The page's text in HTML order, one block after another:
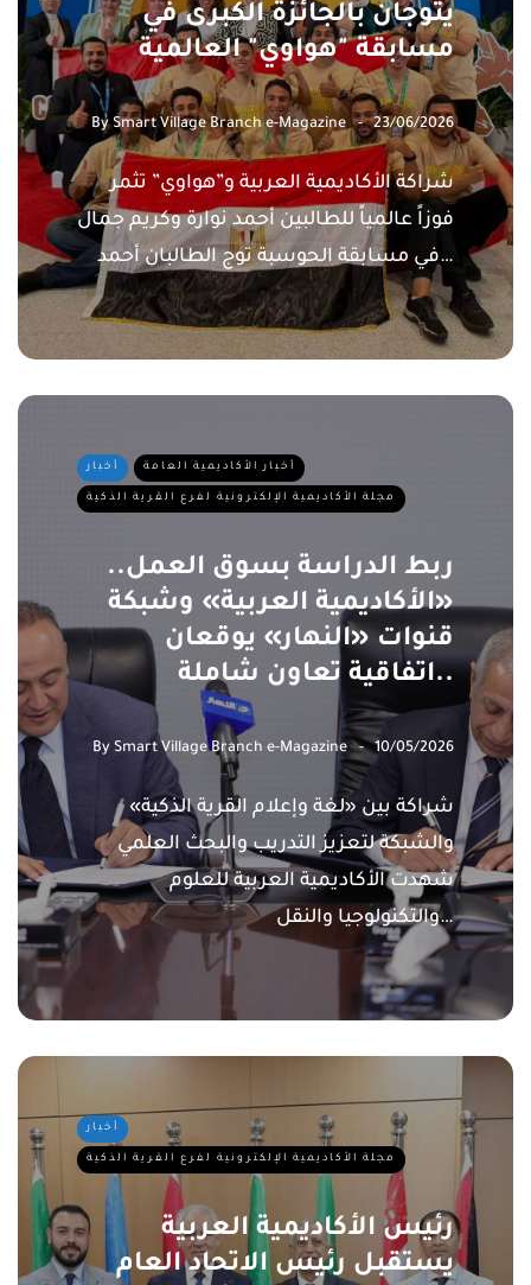
يتوجان بالجائزة الكبرى في
مسابقة "هواوي" العالمية
BySmart Village Branch e-Magazine 23/06/2026
شراكة الأكاديمية العربية و”هواوي” تثمر
فوزاً عالمياً للطالبين أحمد نوارة وكريم جمال
في مسابقة الحوسبة توج الطالبان أحمد…
أخبار أخبار الأكاديمية العامة
مجلة الأكاديمية الإلكترونية لفرع القرية الذكية
ربط الدراسة بسوق العمل..
«الأكاديمية العربية» وشبكة
قنوات «النهار» يوقعان
اتفاقية تعاون شاملة..
By Smart Village Branch e-Magazine 10/05/2026
شراكة بين «لغة وإعلام القرية الذكية»
والشبكة لتعزيز التدريب والبحث العلمي
شهدت الأكاديمية العربية للعلوم
والتكنولوجيا والنقل…
أخبار
مجلة الأكاديمية الإلكترونية لفرع القرية الذكية
رئيس الأكاديمية العربية
يستقبل رئيس الاتحاد العام